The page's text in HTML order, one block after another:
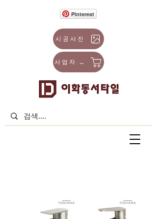
사업자 몰
시공사진
Pinterest